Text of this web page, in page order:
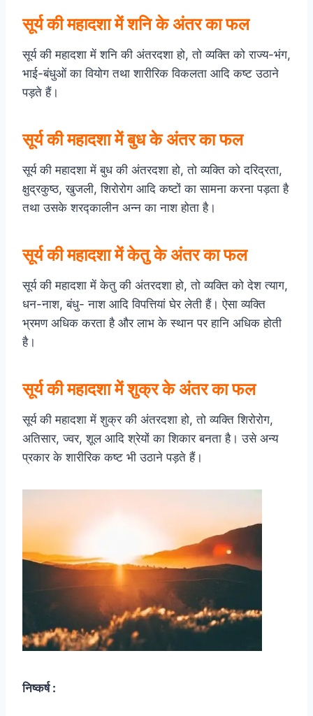
सूर्य की महादशा में शनि के अंतर का फल
सूर्य की महादशा में शनि की अंतरदशा हो, तो व्यक्ति को राज्य-भंग,
भाई-बंधुओं का वियोग तथा शारीरिक विकलता आदि कष्ट उठाने
पड़ते हैं।
सूर्य की महादशा में बुध के अंतर का फल
सूर्य की महादशा में बुध की अंतरदशा हो, तो व्यक्ति को दरिद्रता,
क्षुद्रकुष्ठ, खुजली, शिरोरोग आदि कष्टों का सामना करना पड़ता है
तथा उसके शरद्कालीन अन्न का नाश होता है।
सूर्य की महादशा में केतु के अंतर का फल
सूर्य की महादशा में केतु की अंतरदशा हो, तो व्यक्ति को देश त्याग,
धन-नाश, बंधु- नाश आदि विपत्तियां घेर लेती हैं। ऐसा व्यक्ति
भ्रमण अधिक करता है और लाभ के स्थान पर हानि अधिक होती
है।
सूर्य की महादशा में शुक्र के अंतर का फल
सूर्य की महादशा में शुक्र की अंतरदशा हो, तो व्यक्ति शिरोरोग,
अतिसार, ज्वर, शूल आदि श्रेयों का शिकार बनता है। उसे अन्य
प्रकार के शारीरिक कष्ट भी उठाने पड़ते हैं।
निष्कर्ष :